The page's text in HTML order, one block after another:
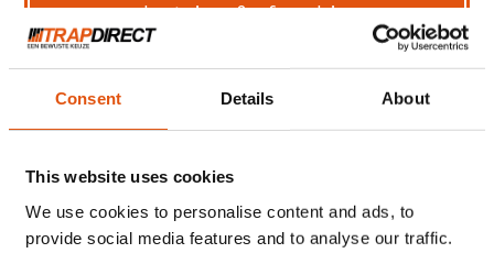
Consent Details About
This website uses cookies
We use cookies to personalise content and ads, to
provide social media features and to analyse our traffic.
plaatsing & afwerking